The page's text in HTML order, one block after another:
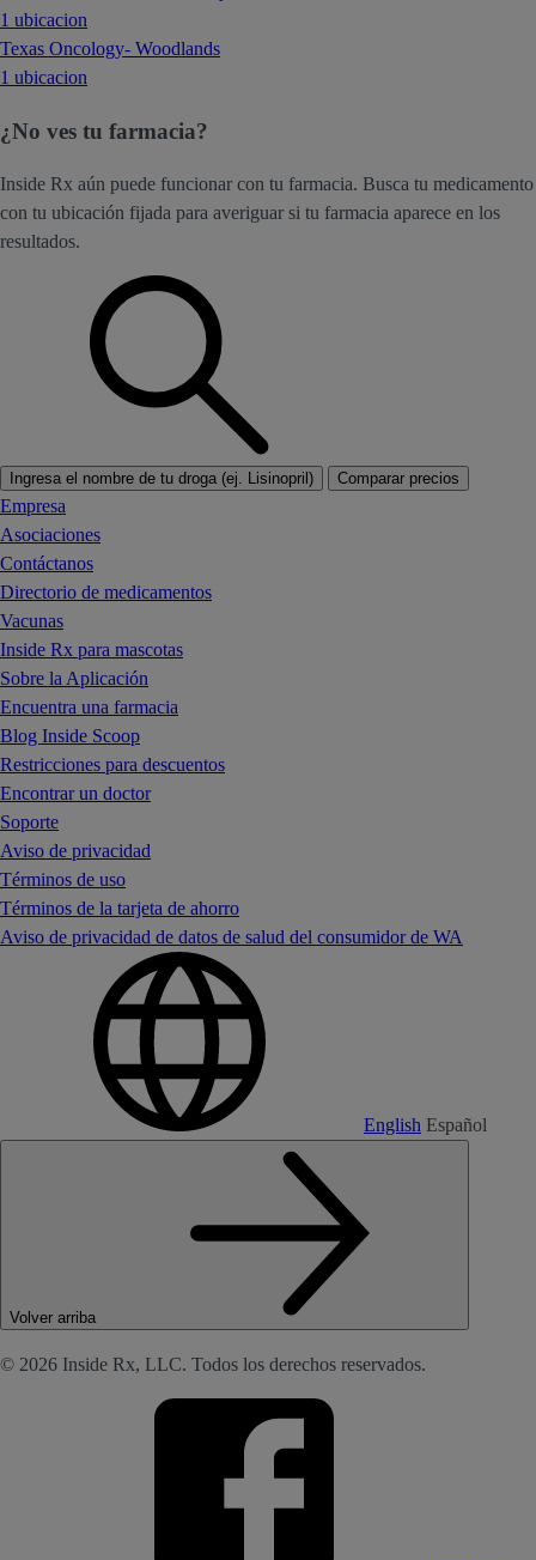
1 ubicacion
Texas Oncology- Woodlands
1 ubicacion
¿No ves tu farmacia?
Inside Rx aún puede funcionar con tu farmacia. Busca tu medicamento
con tu ubicación fijada para averiguar si tu farmacia aparece en los
resultados.
Ingresa el nombre de tu droga (ej. Lisinopril) Comparar precios
Empresa
Asociaciones
Contáctanos
Directorio de medicamentos
Vacunas
Inside Rx para mascotas
Sobre la Aplicación
Encuentra una farmacia
Blog Inside Scoop
Restricciones para descuentos
Encontrar un doctor
Soporte
Aviso de privacidad
Términos de uso
Términos de la tarjeta de ahorro
Aviso de privacidad de datos de salud del consumidor de WA
English Español
Volver arriba
© 2026 Inside Rx, LLC. Todos los derechos reservados.